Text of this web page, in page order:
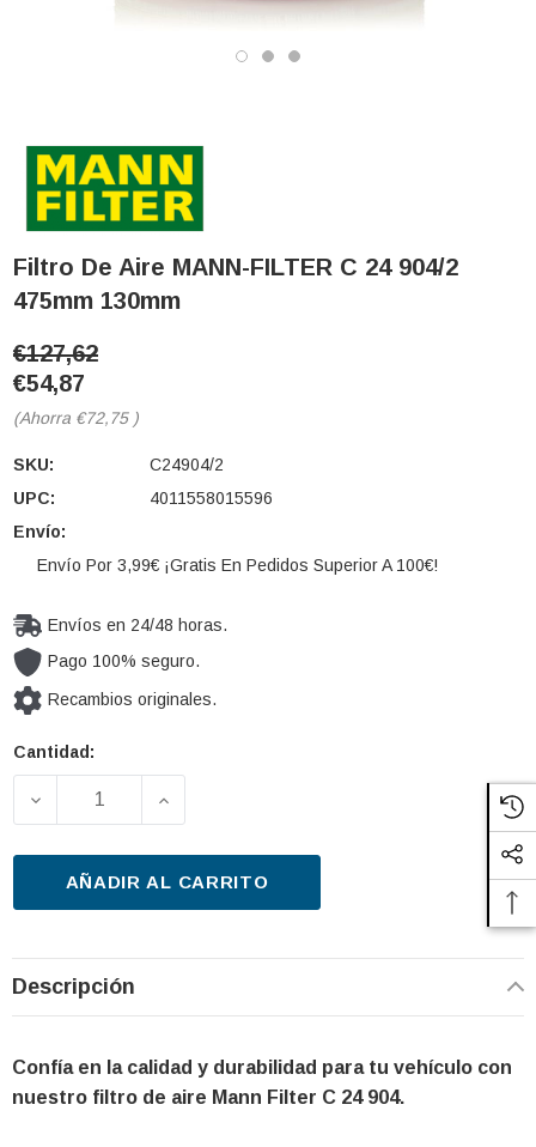
Filtro De Aire MANN-FILTER C 24 904/2
475mm 130mm
€127,62
€54,87
(Ahorra €72,75 )
SKU:
C24904/2
UPC:
4011558015596
Envío:
Envío Por 3,99€ ¡Gratis En Pedidos Superior A 100€!
Envíos en 24/48 horas.
Pago 100% seguro.
Recambios originales.
Cantidad
Cantidad:
DISMINUIR LA CANTIDAD DE FILTRO DE AIRE
AUMENTAR LA CANTIDAD DE FILTRO
AÑADIR AL CARRITO
Descripción
Confía en la calidad y durabilidad para tu vehículo con
nuestro filtro de aire Mann Filter C 24 904.